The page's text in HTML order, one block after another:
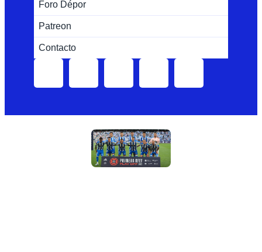
Foro Dépor
Patreon
Contacto